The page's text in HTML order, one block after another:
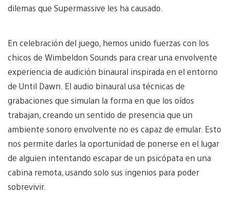
dilemas que Supermassive les ha causado.
En celebración del juego, hemos unido fuerzas con los
chicos de Wimbeldon Sounds para crear una envolvente
experiencia de audición binaural inspirada en el entorno
de Until Dawn. El audio binaural usa técnicas de
grabaciones que simulan la forma en que los oídos
trabajan, creando un sentido de presencia que un
ambiente sonoro envolvente no es capaz de emular. Esto
nos permite darles la oportunidad de ponerse en el lugar
de alguien intentando escapar de un psicópata en una
cabina remota, usando solo sus ingenios para poder
sobrevivir.